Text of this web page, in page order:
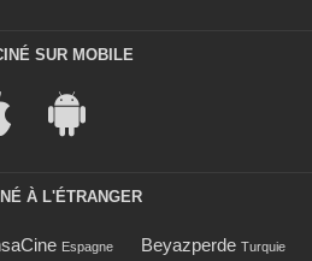
SUR MOBILE
À L'ÉTRANGER
Espagne Beyazperde Turquie